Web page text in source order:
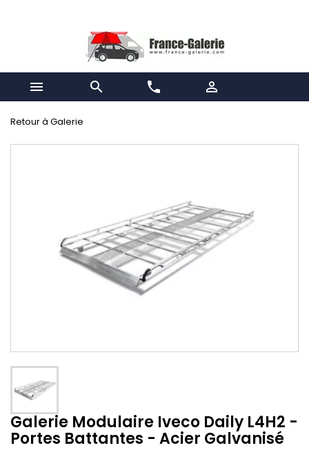
  phone 
Retour à Galerie
Galerie Modulaire Iveco Daily L4H2 -
Portes Battantes - Acier Galvanisé